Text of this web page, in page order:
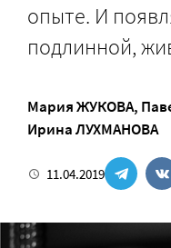
опыте. И
подлинной,
Мария ЖУКОВА,
Ирина ЛУХМАНОВА
11.04.2019